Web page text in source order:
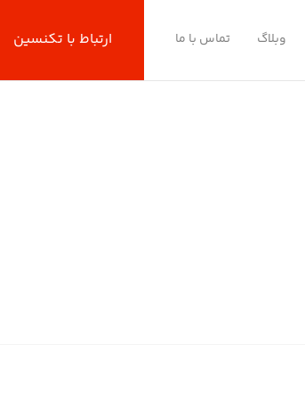
ارتباط با تکنسین وبلاگ تماس با ما